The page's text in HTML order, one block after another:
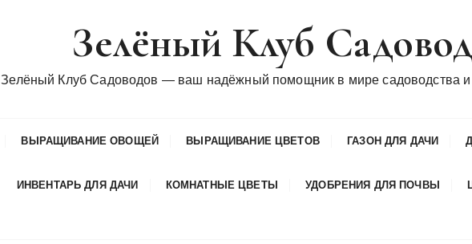
Зелёный Клуб
Зелёный Клуб Садоводов — ваш надёжный помощник в мире садоводства и
ВЫРАЩИВАНИЕ ОВОЩЕЙ ВЫРАЩИВАНИЕ ЦВЕТОВ ГАЗОН ДЛЯ ДАЧИ
ИНВЕНТАРЬ ДЛЯ ДАЧИ КОМНАТНЫЕ ЦВЕТЫ УДОБРЕНИЯ ДЛЯ ПОЧВЫ